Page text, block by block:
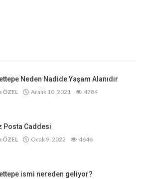
Neden Nadide Yaşam Alanıdır
ÖZEL Aralık 10, 2021 4784
Posta Caddesi
ÖZEL Ocak 9, 2022 4646
ismi nereden geliyor?